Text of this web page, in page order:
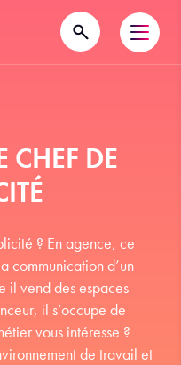
CHEF DE
? En agence, ce
communication d’un
il vend des espaces
il s’occupe de
vous intéresse ?
de travail et